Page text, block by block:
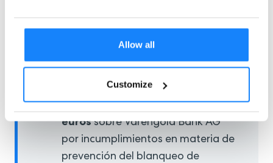
Allow all
Customize
Soluciones y resultados
BaFin impuso una multa
administrativa de3,3 millones de
eurossobre Varengold Bank AG
por incumplimientos en materia de
prevención del blanqueo de